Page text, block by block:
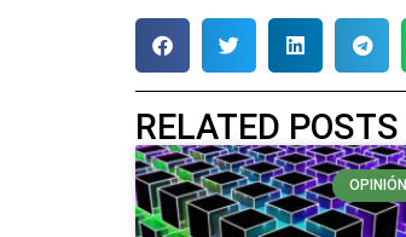
RELATED POSTS
OPINIÓN